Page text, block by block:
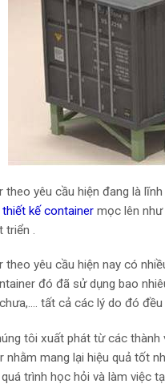
theo yêu cầu hiện đang là
thiết kế container mọc lên
triển .
theo yêu cầu hiện nay có
đó đã sử dụng bao
tất cả các lý do đó
tôi xuất phát từ các
nhằm mang lại hiệu quả tốt
trình học hỏi và làm việc